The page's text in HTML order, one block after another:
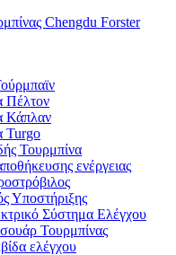
Πέλτον
Κάπλαν
Turgo
Τουρμπίνα
ενέργειας
Υποστήριξης
Σύστημα Ελέγχου
Τουρμπίνας
ελέγχου